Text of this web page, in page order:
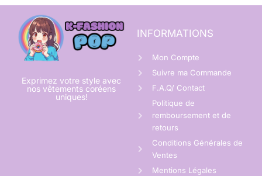
Exprimez votre style avec
nos vêtements coréens
uniques!
INFORMATIONS
Mon Compte
Suivre ma Commande
F.A.Q/ Contact
Politique de
remboursement et de
retours
Conditions Générales de
Ventes
Mentions Légales